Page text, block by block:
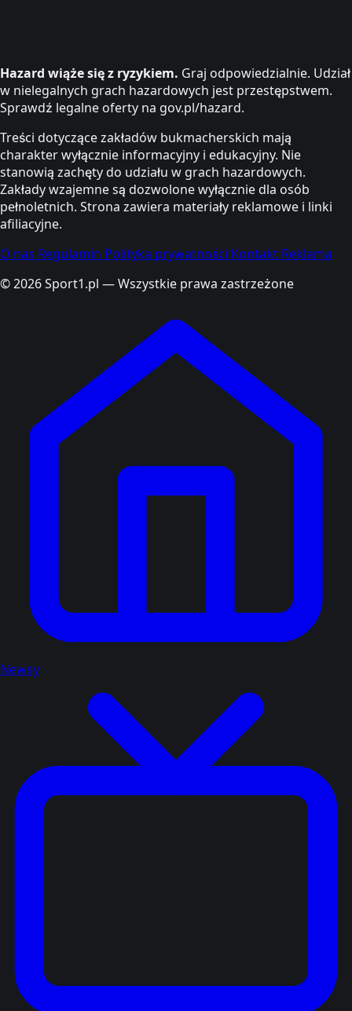
Hazard wiąże się z ryzykiem. Graj odpowiedzialnie. Udział
w nielegalnych grach hazardowych jest przestępstwem.
Sprawdź legalne oferty na gov.pl/hazard.
Treści dotyczące zakładów bukmacherskich mają
charakter wyłącznie informacyjny i edukacyjny. Nie
stanowią zachęty do udziału w grach hazardowych.
Zakłady wzajemne są dozwolone wyłącznie dla osób
pełnoletnich. Strona zawiera materiały reklamowe i linki
afiliacyjne.
O nas Regulamin Polityka prywatności Kontakt Reklama
© 2026 Sport1.pl — Wszystkie prawa zastrzeżone
Newsy